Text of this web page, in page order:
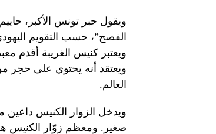
ويقول حبر تونس الأكبر،
الفصح”، حسب التقويم
ويعتبر كنيس الغريبة أقدم
ويعتقد أنه يحتوي على حجر
العالم.
ويدخل الزوار الكنيس
صغير. ومعظم زوّار الكنيس